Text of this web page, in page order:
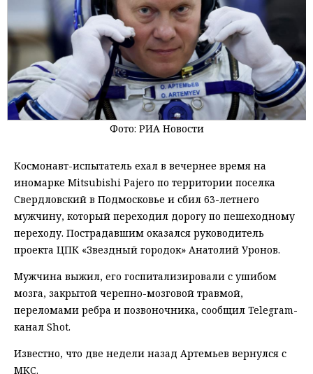
Фото: РИА Новости
Космонавт-испытатель ехал в вечернее время на
иномарке Mitsubishi Pajero по территории поселка
Свердловский в Подмосковье и сбил 63-летнего
мужчину, который переходил дорогу по пешеходному
переходу. Пострадавшим оказался руководитель
проекта ЦПК «Звездный городок» Анатолий Уронов.
Мужчина выжил, его госпитализировали с ушибом
мозга, закрытой черепно-мозговой травмой,
переломами ребра и позвоночника, сообщил Telegram-
канал Shot.
Известно, что две недели назад Артемьев вернулся с
МКС.